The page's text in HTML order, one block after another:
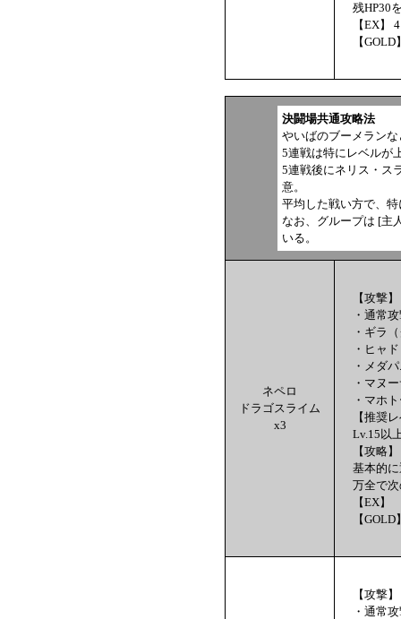
残HP30
【EX】
【
決闘場共通攻略法
やいばのブーメラン
5連戦は特にレベルが
5連戦後にネリス・ス
意。
平均した戦い方で、
なお、グループは [主
いる。
ネペロ
ドラゴスライム
x3
【攻撃
・通常
・ギラ
・ヒャ
・メダ
・マヌ
・マホ
【推奨
Lv.15以
【攻略】
基本的
万全で
【EX】
【
【攻撃
・通常